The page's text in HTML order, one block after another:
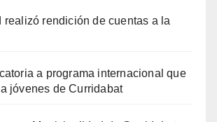
realizó rendición de cuentas a la
a programa internacional que
jóvenes de Curridabat